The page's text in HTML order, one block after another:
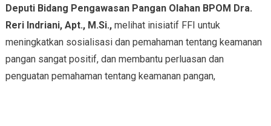
Deputi Bidang Pengawasan Pangan Olahan BPOM Dra.
Reri Indriani, Apt., M.Si., melihat inisiatif FFI untuk
meningkatkan sosialisasi dan pemahaman tentang keamanan
pangan sangat positif, dan membantu perluasan dan
penguatan pemahaman tentang keamanan pangan,